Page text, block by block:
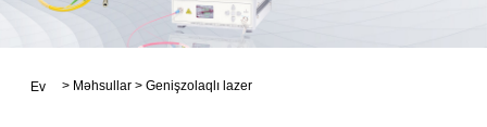
Ev > Məhsullar > Genişzolaqlı lazer